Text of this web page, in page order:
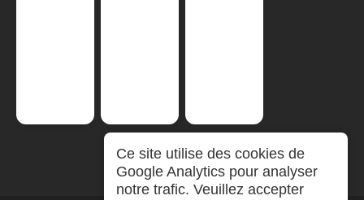
Ce site utilise des cookies de
Google Analytics pour analyser
notre trafic. Veuillez accepter